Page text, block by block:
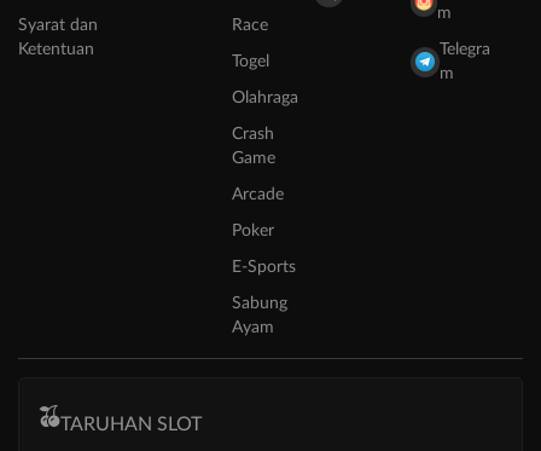
Syarat dan
Ketentuan
Race
Togel
Olahraga
Crash
Game
Arcade
Poker
E-Sports
Sabung
Ayam
m
Telegra
m
TARUHAN SLOT